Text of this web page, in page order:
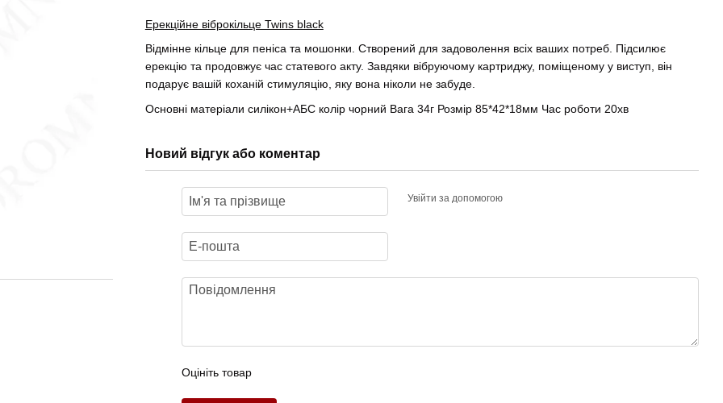
Ерекційне віброкільце Twins black
Відмінне кільце для пеніса та мошонки. Створений для задоволення всіх ваших потреб. Підсилює
ерекцію та продовжує час статевого акту. Завдяки вібруючому картриджу, поміщеному у виступ, він
подарує вашій коханій стимуляцію, яку вона ніколи не забуде.
Основні матеріали силікон+АБС колір чорний Вага 34г Розмір 85*42*18мм Час роботи 20хв
Новий відгук або коментар
Увійти за допомогою
Оцініть товар